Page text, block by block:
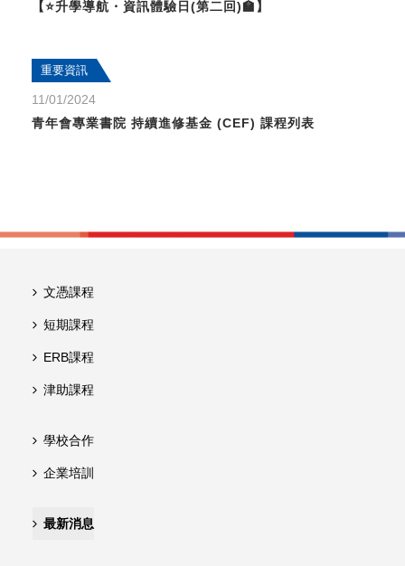
【⭐升學導航・資訊體驗日(第二回)🏫】
重要資訊
11/01/2024
青年會專業書院 持續進修基金 (CEF) 課程列表
文憑課程
短期課程
ERB課程
津助課程
學校合作
企業培訓
最新消息